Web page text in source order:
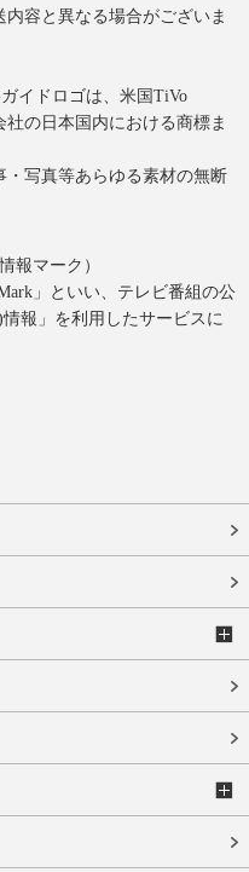
容と異なる場合がございま
イドロゴは、米国TiVo
の日本国内における商標ま
・写真等あらゆる素材の無断
報マーク）
」といい、テレビ番組の公
報」を利用したサービスに